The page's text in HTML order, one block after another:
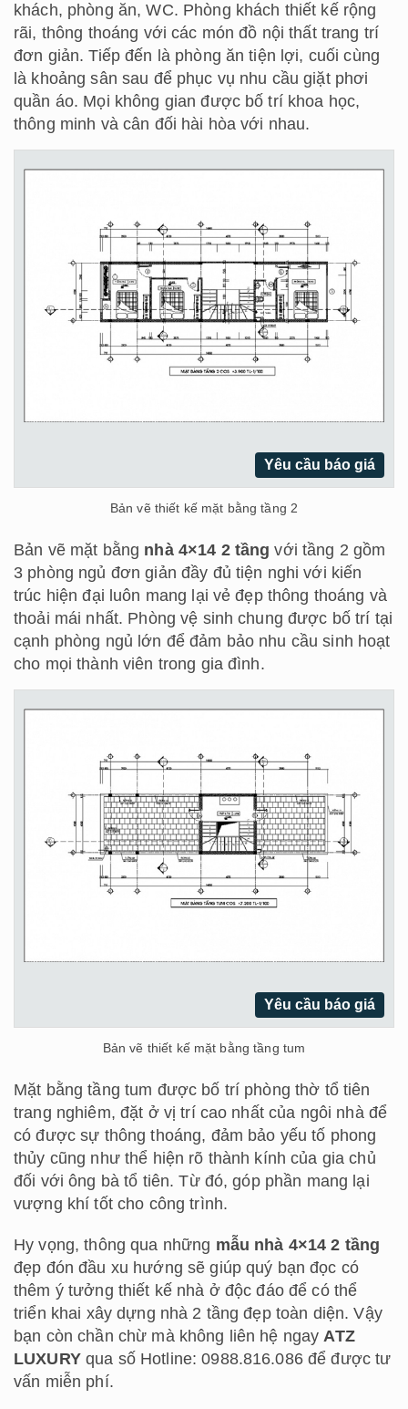
khách, phòng ăn, WC. Phòng khách thiết kế rộng
rãi, thông thoáng với các món đồ nội thất trang trí
đơn giản. Tiếp đến là phòng ăn tiện lợi, cuối cùng
là khoảng sân sau để phục vụ nhu cầu giặt phơi
quần áo. Mọi không gian được bố trí khoa học,
thông minh và cân đối hài hòa với nhau.
Yêu cầu báo giá
Bản vẽ thiết kế mặt bằng tầng 2
Bản vẽ mặt bằng nhà 4×14 2 tầng với tầng 2 gồm
3 phòng ngủ đơn giản đầy đủ tiện nghi với kiến
trúc hiện đại luôn mang lại vẻ đẹp thông thoáng và
thoải mái nhất. Phòng vệ sinh chung được bố trí tại
cạnh phòng ngủ lớn để đảm bảo nhu cầu sinh hoạt
cho mọi thành viên trong gia đình.
Yêu cầu báo giá
Bản vẽ thiết kế mặt bằng tầng tum
Mặt bằng tầng tum được bố trí phòng thờ tổ tiên
trang nghiêm, đặt ở vị trí cao nhất của ngôi nhà để
có được sự thông thoáng, đảm bảo yếu tố phong
thủy cũng như thể hiện rõ thành kính của gia chủ
đối với ông bà tổ tiên. Từ đó, góp phần mang lại
vượng khí tốt cho công trình.
Hy vọng, thông qua những mẫu nhà 4×14 2 tầng
đẹp đón đầu xu hướng sẽ giúp quý bạn đọc có
thêm ý tưởng thiết kế nhà ở độc đáo để có thể
triển khai xây dựng nhà 2 tầng đẹp toàn diện. Vậy
bạn còn chần chừ mà không liên hệ ngay ATZ
LUXURYqua số Hotline: 0988.816.086 để được tư
vấn miễn phí.